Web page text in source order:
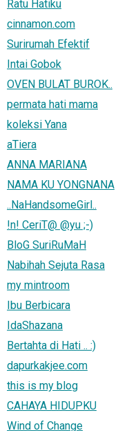
Ratu Hatiku
cinnamon.com
Surirumah Efektif
Intai Gobok
OVEN BULAT BUROK..
permata hati mama
koleksi Yana
aTiera
ANNA MARIANA
NAMA KU YONGNANA
..NaHandsomeGirl..
!n! CeriT@ @yu ;-)
BloG SuriRuMaH
Nabihah Sejuta Rasa
my mintroom
Ibu Berbicara
IdaShazana
Bertahta di Hati .. :)
dapurkakjee.com
this is my blog
CAHAYA HIDUPKU
Wind of Change